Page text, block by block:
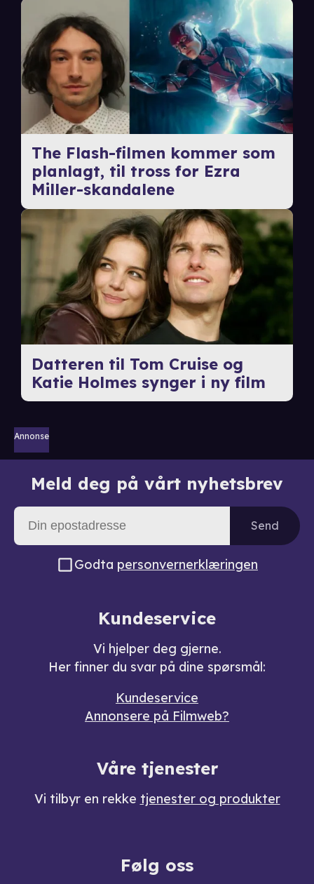
The Flash-filmen kommer som
planlagt, til tross for Ezra
Miller-skandalene
Datteren til Tom Cruise og
Katie Holmes synger i ny film
Annonse
Meld deg på vårt nyhetsbrev
Send
Godta personvernerklæringen
Kundeservice
Vi hjelper deg gjerne.
Her finner du svar på dine spørsmål:
Kundeservice
Annonsere på Filmweb?
Våre tjenester
Vi tilbyr en rekke tjenester og produkter
Følg oss